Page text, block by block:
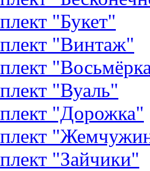
"Букет"
"Винтаж"
"Вуаль"
"Дорожка"
"Зайчики"